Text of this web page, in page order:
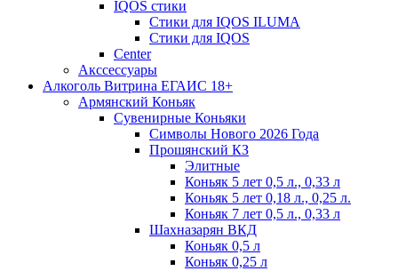
IQOS стики
Стики для IQOS ILUMA
Стики для IQOS
Сenter
Акссессуары
Алкоголь Витрина ЕГАИС 18+
Армянский Коньяк
Сувенирные Коньяки
Символы Нового 2026 Года
Прошянский КЗ
Элитные
Коньяк 5 лет 0,5 л., 0,33 л
Коньяк 5 лет 0,18 л., 0,25 л.
Коньяк 7 лет 0,5 л., 0,33 л
Шахназарян ВКД
Коньяк 0,5 л
Коньяк 0,25 л